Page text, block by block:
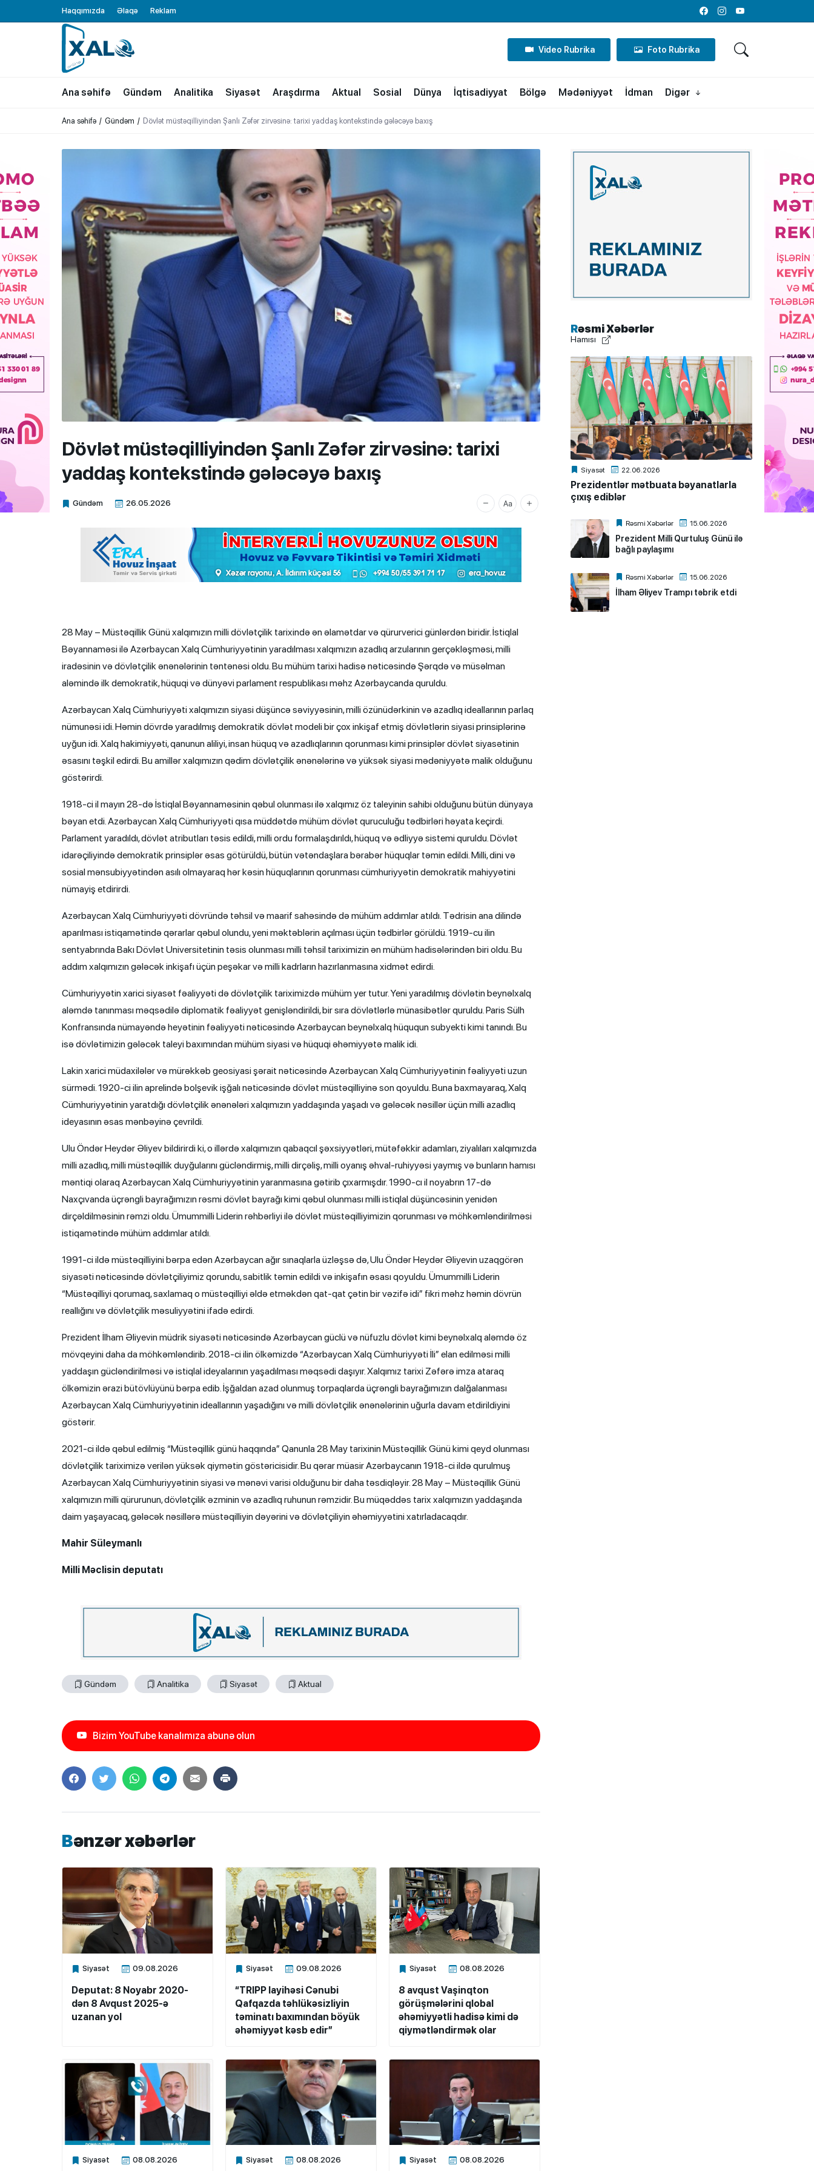
Haqqımızda Əlaqə Reklam
FacebookInstagramYoutube
XALQ.ONLINE
ONLAYN PLATFORMA
Video Rubrika Foto Rubrika
Ana səhifə Gündəm Analitika Siyasət Araşdırma Aktual Sosial Dünya İqtisadiyyat Bölgə Mədəniyyət İdman Digər
Ana səhifə Gündəm Dövlət müstəqilliyindən Şanlı Zəfər zirvəsinə: tarixi yaddaş kontekstində gələcəyə baxış
Dövlət müstəqilliyindən Şanlı Zəfər zirvəsinə: tarixi
yaddaş kontekstində gələcəyə baxış
Gündəm 26.05.2026
Xalq.Online
28 May – Müstəqillik Günü xalqımızın milli dövlətçilik tarixində ən əlamətdar və qürurverici günlərdən biridir. İstiqlal
Bəyannaməsi ilə Azərbaycan Xalq Cümhuriyyətinin yaradılması xalqımızın azadlıq arzularının gerçəkləşməsi, milli
iradəsinin və dövlətçilik ənənələrinin təntənəsi oldu. Bu mühüm tarixi hadisə nəticəsində Şərqdə və müsəlman
aləmində ilk demokratik, hüquqi və dünyəvi parlament respublikası məhz Azərbaycanda quruldu.
Azərbaycan Xalq Cümhuriyyəti xalqımızın siyasi düşüncə səviyyəsinin, milli özünüdərkinin və azadlıq ideallarının parlaq
nümunəsi idi. Həmin dövrdə yaradılmış demokratik dövlət modeli bir çox inkişaf etmiş dövlətlərin siyasi prinsiplərinə
uyğun idi. Xalq hakimiyyəti, qanunun aliliyi, insan hüquq və azadlıqlarının qorunması kimi prinsiplər dövlət siyasətinin
əsasını təşkil edirdi. Bu amillər xalqımızın qədim dövlətçilik ənənələrinə və yüksək siyasi mədəniyyətə malik olduğunu
göstərirdi.
1918-ci il mayın 28-də İstiqlal Bəyannaməsinin qəbul olunması ilə xalqımız öz taleyinin sahibi olduğunu bütün dünyaya
bəyan etdi. Azərbaycan Xalq Cümhuriyyəti qısa müddətdə mühüm dövlət quruculuğu tədbirləri həyata keçirdi.
Parlament yaradıldı, dövlət atributları təsis edildi, milli ordu formalaşdırıldı, hüquq və ədliyyə sistemi quruldu. Dövlət
idarəçiliyində demokratik prinsiplər əsas götürüldü, bütün vətəndaşlara bərabər hüquqlar təmin edildi. Milli, dini və
sosial mənsubiyyətindən asılı olmayaraq hər kəsin hüquqlarının qorunması cümhuriyyətin demokratik mahiyyətini
nümayiş etdirirdi.
Azərbaycan Xalq Cümhuriyyəti dövründə təhsil və maarif sahəsində də mühüm addımlar atıldı. Tədrisin ana dilində
aparılması istiqamətində qərarlar qəbul olundu, yeni məktəblərin açılması üçün tədbirlər görüldü. 1919-cu ilin
sentyabrında Bakı Dövlət Universitetinin təsis olunması milli təhsil tariximizin ən mühüm hadisələrindən biri oldu. Bu
addım xalqımızın gələcək inkişafı üçün peşəkar və milli kadrların hazırlanmasına xidmət edirdi.
Cümhuriyyətin xarici siyasət fəaliyyəti də dövlətçilik tariximizdə mühüm yer tutur. Yeni yaradılmış dövlətin beynəlxalq
aləmdə tanınması məqsədilə diplomatik fəaliyyət genişləndirildi, bir sıra dövlətlərlə münasibətlər quruldu. Paris Sülh
Konfransında nümayəndə heyətinin fəaliyyəti nəticəsində Azərbaycan beynəlxalq hüququn subyekti kimi tanındı. Bu
isə dövlətimizin gələcək taleyi baxımından mühüm siyasi və hüquqi əhəmiyyətə malik idi.
Lakin xarici müdaxilələr və mürəkkəb geosiyasi şərait nəticəsində Azərbaycan Xalq Cümhuriyyətinin fəaliyyəti uzun
sürmədi. 1920-ci ilin aprelində bolşevik işğalı nəticəsində dövlət müstəqilliyinə son qoyuldu. Buna baxmayaraq, Xalq
Cümhuriyyətinin yaratdığı dövlətçilik ənənələri xalqımızın yaddaşında yaşadı və gələcək nəsillər üçün milli azadlıq
ideyasının əsas mənbəyinə çevrildi.
Ulu Öndər Heydər Əliyev bildirirdi ki, o illərdə xalqımızın qabaqcıl şəxsiyyətləri, mütəfəkkir adamları, ziyalıları xalqımızda
milli azadlıq, milli müstəqillik duyğularını gücləndirmiş, milli dirçəliş, milli oyanış əhval-ruhiyyəsi yaymış və bunların hamısı
məntiqi olaraq Azərbaycan Xalq Cümhuriyyətinin yaranmasına gətirib çıxarmışdır. 1990-cı il noyabrın 17-də
Naxçıvanda üçrəngli bayrağımızın rəsmi dövlət bayrağı kimi qəbul olunması milli istiqlal düşüncəsinin yenidən
dirçəldilməsinin rəmzi oldu. Ümummilli Liderin rəhbərliyi ilə dövlət müstəqilliyimizin qorunması və möhkəmləndirilməsi
istiqamətində mühüm addımlar atıldı.
1991-ci ildə müstəqilliyini bərpa edən Azərbaycan ağır sınaqlarla üzləşsə də, Ulu Öndər Heydər Əliyevin uzaqgörən
siyasəti nəticəsində dövlətçiliyimiz qorundu, sabitlik təmin edildi və inkişafın əsası qoyuldu. Ümummilli Liderin
“Müstəqilliyi qorumaq, saxlamaq o müstəqilliyi əldə etməkdən qat-qat çətin bir vəzifə idi” fikri məhz həmin dövrün
reallığını və dövlətçilik məsuliyyətini ifadə edirdi.
Prezident İlham Əliyevin müdrik siyasəti nəticəsində Azərbaycan güclü və nüfuzlu dövlət kimi beynəlxalq aləmdə öz
mövqeyini daha da möhkəmləndirib. 2018-ci ilin ölkəmizdə “Azərbaycan Xalq Cümhuriyyəti İli” elan edilməsi milli
yaddaşın gücləndirilməsi və istiqlal ideyalarının yaşadılması məqsədi daşıyır. Xalqımız tarixi Zəfərə imza ataraq
ölkəmizin ərazi bütövlüyünü bərpa edib. İşğaldan azad olunmuş torpaqlarda üçrəngli bayrağımızın dalğalanması
Azərbaycan Xalq Cümhuriyyətinin ideallarının yaşadığını və milli dövlətçilik ənənələrinin uğurla davam etdirildiyini
göstərir.
2021-ci ildə qəbul edilmiş “Müstəqillik günü haqqında” Qanunla 28 May tarixinin Müstəqillik Günü kimi qeyd olunması
dövlətçilik tariximizə verilən yüksək qiymətin göstəricisidir. Bu qərar müasir Azərbaycanın 1918-ci ildə qurulmuş
Azərbaycan Xalq Cümhuriyyətinin siyasi və mənəvi varisi olduğunu bir daha təsdiqləyir. 28 May – Müstəqillik Günü
xalqımızın milli qürurunun, dövlətçilik əzminin və azadlıq ruhunun rəmzidir. Bu müqəddəs tarix xalqımızın yaddaşında
daim yaşayacaq, gələcək nəsillərə müstəqilliyin dəyərini və dövlətçiliyin əhəmiyyətini xatırladacaqdır.
Mahir Süleymanlı
Milli Məclisin deputatı
Gündəm Analitika Siyasət Aktual
Bizim YouTube kanalımıza abunə olun
Bənzər xəbərlər
Siyasət 09.08.2026
Xalq.Online
Deputat: 8 Noyabr 2020-
dən 8 Avqust 2025-ə
uzanan yol
Siyasət 09.08.2026
Xalq.Online
“TRIPP layihəsi Cənubi
Qafqazda təhlükəsizliyin
təminatı baxımından böyük
əhəmiyyət kəsb edir”
Siyasət 08.08.2026
Xalq.Online
8 avqust Vaşinqton
görüşmələrini qlobal
əhəmiyyətli hadisə kimi də
qiymətləndirmək olar
Siyasət 08.08.2026
Xalq.Online Siyasət 08.08.2026
Xalq.Online Siyasət 08.08.2026
Xalq.Online
Rəsmi Xəbərlər
Hamısı
Siyasət 22.06.2026
Prezidentlər mətbuata bəyanatlarla
çıxış ediblər
Rəsmi Xəbərlər 15.06.2026
Prezident Milli Qurtuluş Günü ilə
bağlı paylaşımı
Rəsmi Xəbərlər 15.06.2026
İlham Əliyev Trampı təbrik etdi